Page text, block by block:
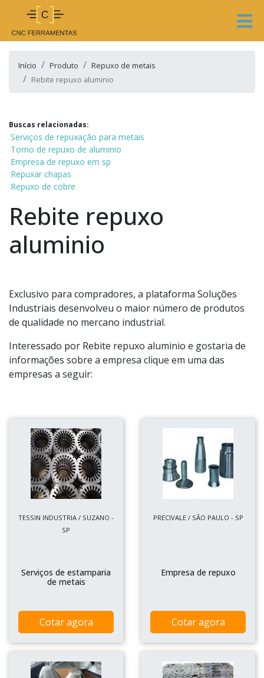
Início Produto
Repuxo de metais
Rebite repuxo aluminio
Buscas relacionadas:
Serviços de repuxação para metais
Torno de repuxo de aluminio
Empresa de repuxo em sp
Repuxar chapas
Repuxo de cobre
Rebite repuxo
aluminio
Exclusivo para compradores, a plataforma Soluções
Industriais desenvolveu o maior número de produtos
de qualidade no mercano industrial.
Interessado por Rebite repuxo aluminio e gostaria de
informações sobre a empresa clique em uma das
empresas a seguir:
TESSIN INDUSTRIA / SUZANO -
SP
Serviços de estamparia
de metais
Cotar agora
PRECIVALE / SÃO PAULO - SP
Empresa de repuxo
Cotar agora